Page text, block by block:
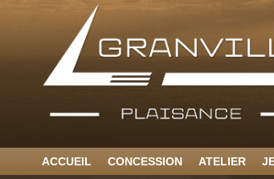
ACCUEIL CONCESSION ATELIER